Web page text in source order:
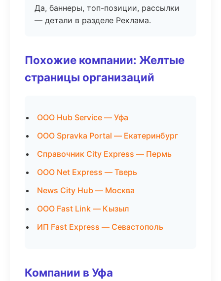
Да, баннеры, топ-позиции, рассылки
— детали в разделе Реклама.
Похожие компании: Желтые
страницы организаций
ООО Hub Service — Уфа
ООО Spravka Portal — Екатеринбург
Справочник City Express — Пермь
ООО Net Express — Тверь
News City Hub — Москва
ООО Fast Link — Кызыл
ИП Fast Express — Севастополь
Компании в Уфа